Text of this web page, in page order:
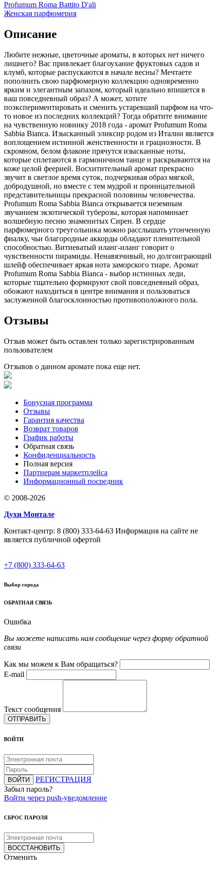
Profumum Roma Battito D'ali
Женская парфюмерия
Описание
Любите нежные, цветочные ароматы, в которых нет ничего
лишнего? Вас привлекает благоухание фруктовых садов и
клумб, которые распускаются в начале весны? Мечтаете
пополнить свою парфюмерную коллекцию одновременно
ярким и элегантным запахом, который идеально впишется в
ваш повседневный образ? А может, хотите
поэкспериментировать и сменить устаревший парфюм на что-
то новое из последних коллекций? Тогда обратите внимание
на чувственную новинку 2018 года - аромат Profumum Roma
Sabbia Bianca. Изысканный эликсир родом из Италии является
воплощением истинной женственности и грациозности. В
скромном, белом флаконе прячутся изысканные ноты,
которые сплетаются в гармоничном танце и раскрываются на
коже целой феерией. Восхитительный аромат прекрасно
звучит в светлое время суток, подчеркивая образ мягкой,
добродушной, но вместе с тем мудрой и проницательной
представительницы прекрасной половины человечества.
Profumum Roma Sabbia Bianca открывается неземным
звучанием экзотической туберозы, которая напоминает
волшебную песню знаменитых Сирен. В сердце
парфюмерного треугольника можно расслышать утонченную
фиалку, чьи благородные аккорды обладают пленительной
способностью. Витиеватый иланг-иланг говорит о
чувственности пирамиды. Ненавязчивый, но долгоиграющий
шлейф обеспечивает яркая нота заморского тиаре. Аромат
Profumum Roma Sabbia Bianca - выбор истинных леди,
которые тщательно формируют свой повседневный образ,
обожают находиться в центре внимания и пользоваться
заслуженной благосклонностью противоположного пола.
Отзывы
Отзыв может быть оставлен только зарегистрированным
пользователем
Отзывов о данном аромате пока еще нет.
Бонусная программа
Отзывы
Гарантия качества
Возврат товаров
График работы
Обратная связь
Конфиденциальность
Полная версия
Партнерам маркетплейса
Информационный посредник
© 2008-2026
Духи Монтале
Контакт-центр: 8 (800) 333-64-63 Информация на сайте не
является публичной офертой
+7 (800) 333-64-63
Выбор города
ОБРАТНАЯ СВЯЗЬ
Ошибка
Вы можете написать нам сообщение через форму обратной
связи
Как мы можем к Вам обращаться?
E-mail
Текст сообщения
ОТПРАВИТЬ
ВОЙТИ
ВОЙТИ
РЕГИСТРАЦИЯ
Забыл пароль?
Войти через push-уведомление
СБРОС ПАРОЛЯ
ВОССТАНОВИТЬ
Отменить